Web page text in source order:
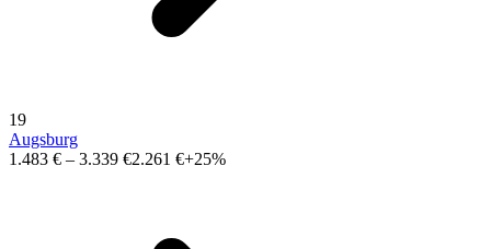
19
Augsburg
1.483 € – 3.339 €2.261 €+25%